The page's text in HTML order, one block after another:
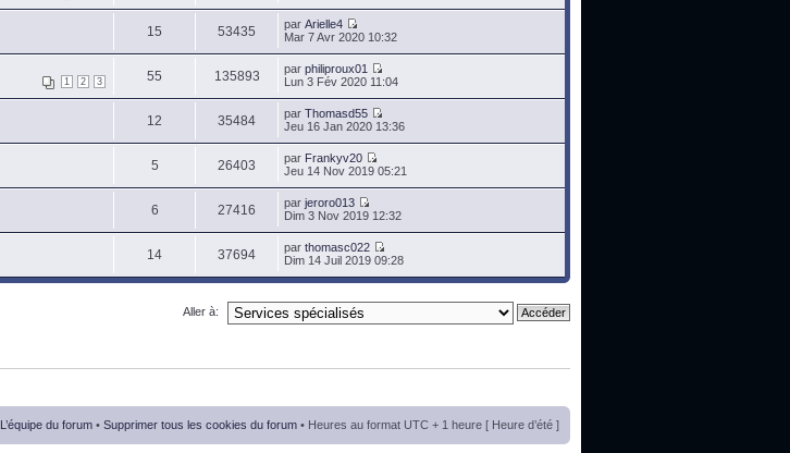
15 53435 par Arielle4
Mar 7 Avr 2020 10:32
1 2 3 55 135893 par philiproux01
Lun 3 Fév 2020 11:04
12 35484 par Thomasd55
Jeu 16 Jan 2020 13:36
5 26403 par Frankyv20
Jeu 14 Nov 2019 05:21
6 27416 par jeroro013
Dim 3 Nov 2019 12:32
14 37694 par thomasc022
Dim 14 Juil 2019 09:28
Aller à:
L’équipe du forum • Supprimer tous les cookies du forum • Heures au format UTC + 1 heure [ Heure d’été ]